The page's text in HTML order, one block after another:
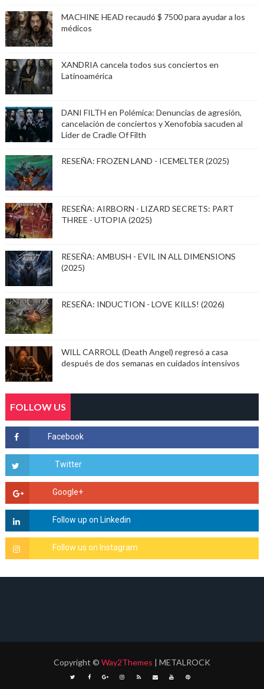
MACHINE HEAD recaudó $ 7500 para ayudar a los
médicos
XANDRIA cancela todos sus conciertos en
Latinoamérica
DANI FILTH en Polémica: Denuncias de agresión,
cancelación de conciertos y Xenofobia sacuden al
Lider de Cradle Of Filth
RESEÑA: FROZEN LAND - ICEMELTER (2025)
RESEÑA: AIRBORN - LIZARD SECRETS: PART
THREE - UTOPIA (2025)
RESEÑA: AMBUSH - EVIL IN ALL DIMENSIONS
(2025)
RESEÑA: INDUCTION - LOVE KILLS! (2026)
WILL CARROLL (Death Angel) regresó a casa
después de dos semanas en cuidados intensivos
FOLLOW US
Copyright © Way2Themes | METALROCK